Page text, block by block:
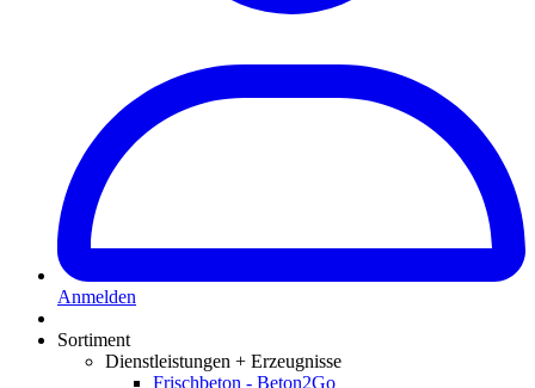
Anmelden
Sortiment
Dienstleistungen + Erzeugnisse
Frischbeton - Beton2Go